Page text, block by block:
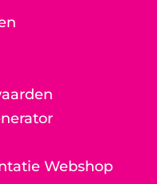
Webshop